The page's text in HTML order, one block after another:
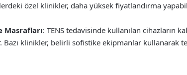
özel klinikler, daha yüksek fiyatlandırma
Masrafları: TENS tedavisinde kullanılan cihazların
klinikler, belirli sofistike ekipmanlar kullanarak